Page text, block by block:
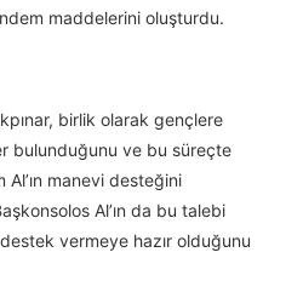
maddelerini oluşturdu.
birlik olarak gençlere
bulunduğunu ve bu süreçte
manevi desteğini
Al’ın da bu talebi
vermeye hazır olduğunu